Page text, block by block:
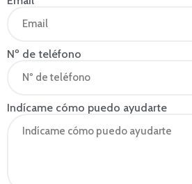
Nº de teléfono
Indícame cómo puedo ayudarte